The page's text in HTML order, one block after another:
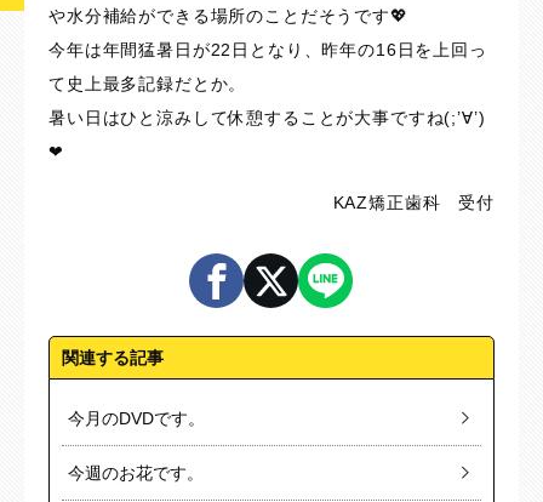
や水分補給ができる場所のことだそうです💖
今年は年間猛暑日が22日となり、昨年の16日を上回っ
て史上最多記録だとか。
暑い日はひと涼みして休憩することが大事ですね(;’∀’)
❤
KAZ矯正歯科 受付
関連する記事
今月のDVDです。
今週のお花です。